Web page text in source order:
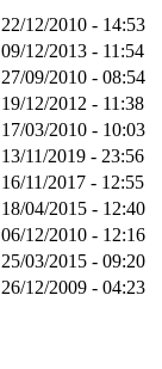
22/12/2010 - 14:53
09/12/2013 - 11:54
27/09/2010 - 08:54
19/12/2012 - 11:38
17/03/2010 - 10:03
13/11/2019 - 23:56
16/11/2017 - 12:55
18/04/2015 - 12:40
06/12/2010 - 12:16
25/03/2015 - 09:20
26/12/2009 - 04:23